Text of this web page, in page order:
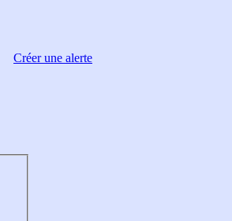
Créer une alerte